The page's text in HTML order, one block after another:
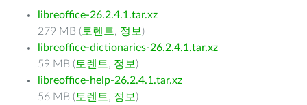
libreoffice-26.2.4.1.tar.xz
279 MB ( 토렌트, 정보 )
libreoffice-dictionaries-26.2.4.1.tar.xz
59 MB ( 토렌트, 정보 )
libreoffice-help-26.2.4.1.tar.xz
56 MB ( 토렌트, 정보 )